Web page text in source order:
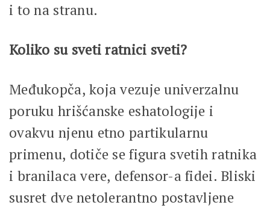
i to na stranu.
Koliko su sveti ratnici sveti?
Međukopča, koja vezuje univerzalnu
poruku hrišćanske eshatologije i
ovakvu njenu etno partikularnu
primenu, dotiče se figura svetih ratnika
i branilaca vere, defensor-a fidei. Bliski
susret dve netolerantno postavljene